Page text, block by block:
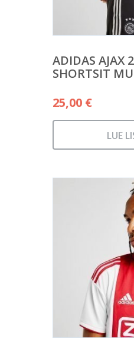
ADIDAS AJAX
SHORTSIT
25,00 €
LUE